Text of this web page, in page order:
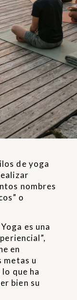
de yoga
nombres
o
es una
en
metas u
que ha
bien su